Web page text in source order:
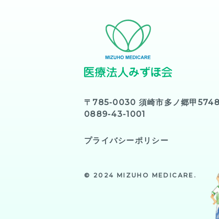
〒785-0030 須崎市多ノ郷甲
0889-43-1001
プライバシーポリシー
© 2024 MIZUHO MEDICARE.